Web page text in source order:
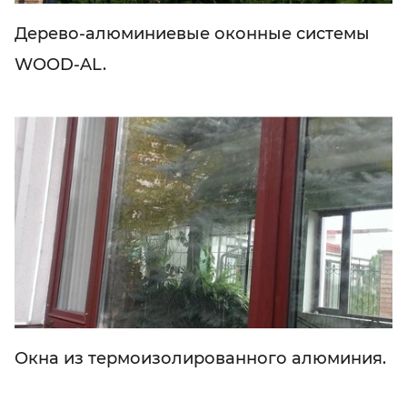
Дерево-алюминиевые оконные системы
WOOD-AL.
Окна из термоизолированного алюминия.